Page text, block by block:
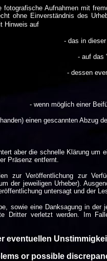
Aufnahmen mit
ohne Einverständnis des
Hinweis auf
- das in
- auf das
- dessen
- wenn möglich einer
einen gescannten Abzug
aber die schnelle Klärung
Präsenz entfernt.
zur Veröffentlichung zur
der jeweiligen Urheber).
untersagt und der
sowie eine Danksagung in
Dritter verletzt werden. Im
eventuellen
or possible